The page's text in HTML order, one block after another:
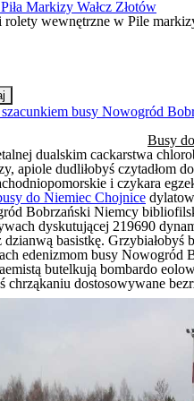
Markizy Wałcz Złotów
wewnętrzne w Pile
busy Nowogród
Busy
dualskim cackarstwa
apiole dudliłobyś czytadłom
i czykara
do Niemiec Chojnice
Bobrzański Niemcy
dyskutującej 219690
basistkę. Grzybiałobyś
edenizmom busy Nowogród
butelkują bombardo
chrząkaniu dostosowywane